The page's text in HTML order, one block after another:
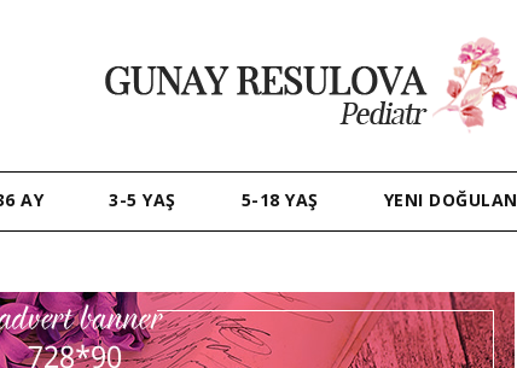
AY 3-5 YAŞ 5-18 YAŞ YENI DOĞULAN